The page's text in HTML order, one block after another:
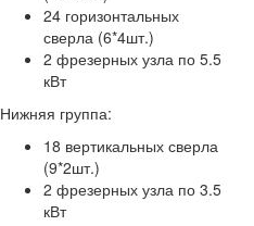
24 горизонтальных
сверла (6*4шт.)
2 фрезерных узла по 5.5
кВт
Нижняя группа:
18 вертикальных сверла
(9*2шт.)
2 фрезерных узла по 3.5
кВт